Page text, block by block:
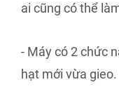
ai cũng có thể
- Máy có 2 chức
hạt mới vừa gieo.